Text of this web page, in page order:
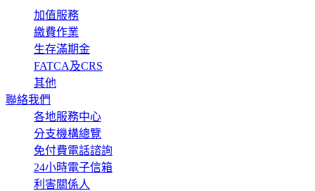
加值服務
繳費作業
生存滿期金
FATCA及CRS
其他
聯絡我們
各地服務中心
分支機構總覽
免付費電話諮詢
24小時電子信箱
利害關係人